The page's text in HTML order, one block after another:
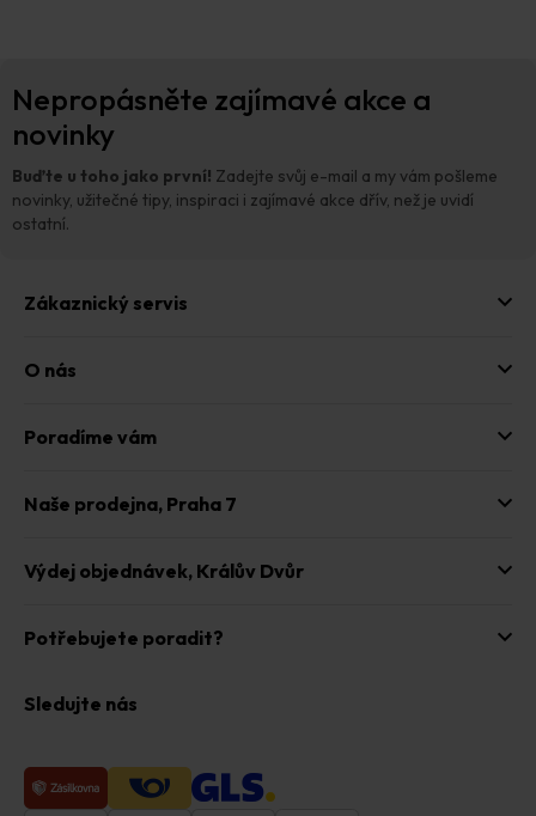
Nepropásněte zajímavé akce a
novinky
Buďte u toho jako první! Zadejte svůj e-mail a my vám pošleme
novinky, užitečné tipy, inspiraci i zajímavé akce dřív, než je uvidí
ostatní.
Zákaznický servis
O nás
Poradíme vám
Naše prodejna, Praha 7
Výdej objednávek, Králův Dvůr
Potřebujete poradit?
Sledujte nás